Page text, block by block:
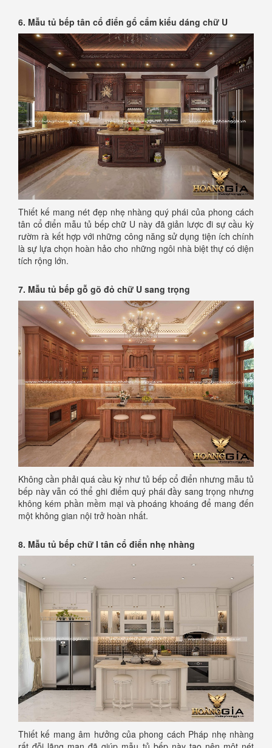
6. Mẫu tủ bếp tân cổ điển gổ cẩm kiểu dáng chữ U
Thiết kế mang nét đẹp nhẹ nhàng quý phái của phong cách
tân cổ điển mẫu tủ bếp chữ U này đã giản lược đi sự cầu kỳ
rườm rà kết hợp với những công năng sử dụng tiện ích chính
là sự lựa chọn hoàn hảo cho những ngôi nhà biệt thự có diện
tích rộng lớn.
7. Mẫu tủ bếp gỗ gõ đỏ chữ U sang trọng
Không cần phải quá cầu kỳ như tủ bếp cổ điển nhưng mẫu tủ
bếp này vẫn có thể ghi điểm quý phái đầy sang trọng nhưng
không kém phần mềm mại và phoáng khoáng để mang đến
một không gian nội trở hoàn nhất.
8. Mẫu tủ bếp chữ I tân cổ điển nhẹ nhàng
Thiết kế mang âm hưởng của phong cách Pháp nhẹ nhàng